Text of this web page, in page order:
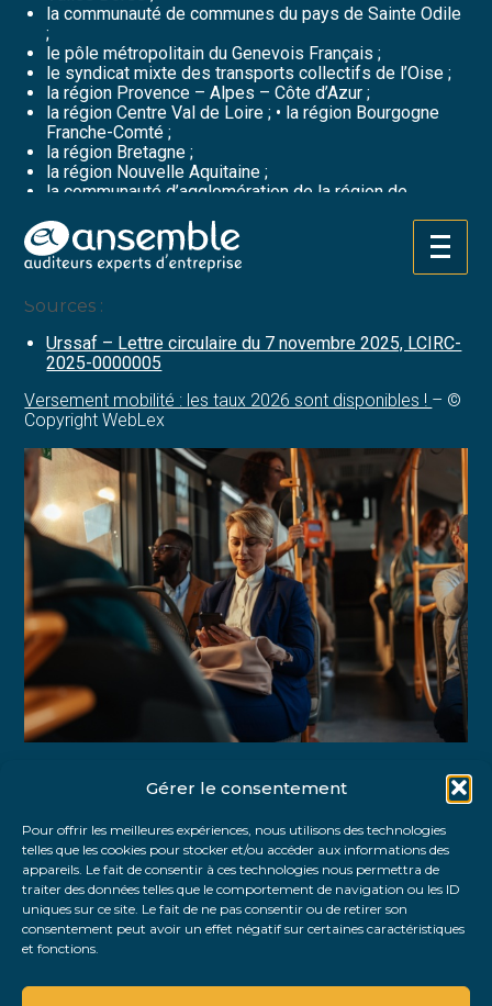
Gérer le consentement
Pour offrir les meilleures expériences, nous utilisons des technologies
telles que les cookies pour stocker et/ou accéder aux informations des
appareils. Le fait de consentir à ces technologies nous permettra de
traiter des données telles que le comportement de navigation ou les ID
uniques sur ce site. Le fait de ne pas consentir ou de retirer son
consentement peut avoir un effet négatif sur certaines caractéristiques
et fonctions.
Aller
au
la communauté de communes du pays de Sainte Odile
;
le pôle métropolitain du Genevois Français ;
le syndicat mixte des transports collectifs de l’Oise ;
la région Provence – Alpes – Côte d’Azur ;
la région Centre Val de Loire ; • la région Bourgogne
Franche-Comté ;
la région Bretagne ;
la région Nouvelle Aquitaine ;
la communauté d’agglomération de la région de
L’ensemble des nouveaux taux et périmètres applicables
dès le 1er janvier 2026 peuvent être consultés
Sources :
Urssaf – Lettre circulaire du 7 novembre 2025, LCIRC-
2025-0000005
Versement mobilité : les taux 2026 sont disponibles ! – ©
Copyright WebLex
FaceBook
TwitterLinkedIn